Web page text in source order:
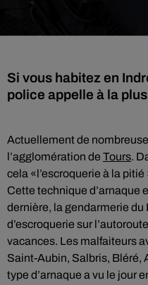
Si vous habitez en
police appelle à la
Actuellement de
l’agglomération de Tours.
cela «l’escroquerie à la pitié
Cette technique d’arnaque
dernière, la gendarmerie
d’escroquerie sur
vacances. Les malfaiteurs
Saint-Aubin, Salbris, Bléré,
type d’arnaque a vu le jour